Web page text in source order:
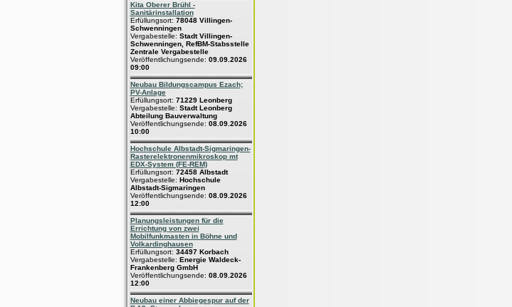
Kita Oberer Brühl -
Sanitärinstallation
Erfüllungsort: 78048 Villingen-
Schwenningen
Vergabestelle: Stadt Villingen-
Schwenningen, RefBM-Stabsstelle
Zentrale Vergabestelle
Veröffentlichungsende: 09.09.2026
09:00
Neubau Bildungscampus Ezach;
PV-Anlage
Erfüllungsort: 71229 Leonberg
Vergabestelle: Stadt Leonberg
Abteilung Bauverwaltung
Veröffentlichungsende: 08.09.2026
10:00
Hochschule Albstadt-Sigmaringen-
Rasterelektronenmikroskop mt
EDX-System (FE-REM)
Erfüllungsort: 72458 Albstadt
Vergabestelle: Hochschule
Albstadt-Sigmaringen
Veröffentlichungsende: 08.09.2026
12:00
Planungsleistungen für die
Errichtung von zwei
Mobilfunkmasten in Böhne und
Volkardinghausen
Erfüllungsort: 34497 Korbach
Vergabestelle: Energie Waldeck-
Frankenberg GmbH
Veröffentlichungsende: 08.09.2026
12:00
Neubau einer Abbiegespur auf der